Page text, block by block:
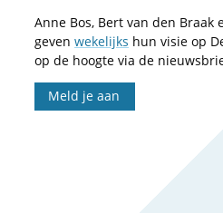
Anne Bos, Bert van den Braak
geven wekelijks hun visie op
op de hoogte via de
Meld je aan